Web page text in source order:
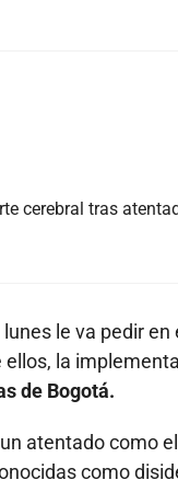
cerebral tras
le va pedir
la
de Bogotá.
atentado como el
como